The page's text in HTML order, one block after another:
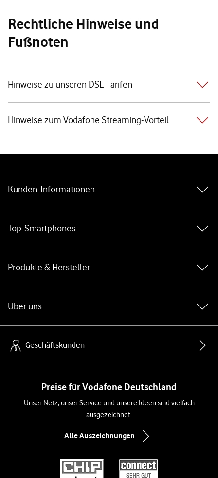
Rechtliche Hinweise und
Fußnoten
Hinweise zu unseren DSL-Tarifen
Hinweise zum Vodafone Streaming-Vorteil
Kunden-Informationen
Top-Smartphones
Produkte & Hersteller
Über uns
Geschäftskunden
Preise für Vodafone Deutschland
Unser Netz, unser Service und unsere Ideen sind vielfach
ausgezeichnet.
Alle Auszeichnungen